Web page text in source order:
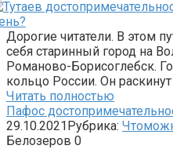
Дорогие читатели. В этом
себя старинный город на
Романово-Борисоглебск.
кольцо России. Он
Читать полностью
Пафос
29.10.2021Рубрика:
Белозеров 0